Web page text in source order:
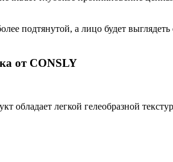
подтянутой, а лицо будет
от CONSLY
обладает легкой гелеобразной